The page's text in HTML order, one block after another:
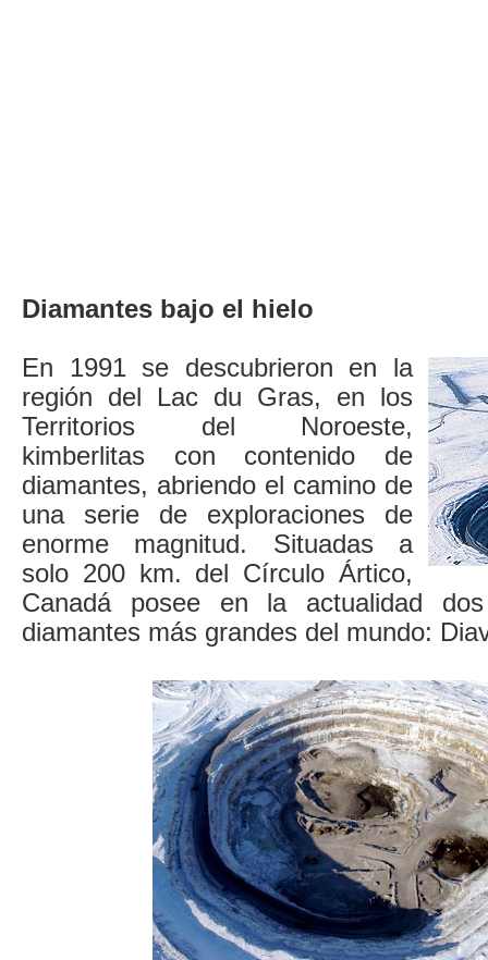
Diamantes bajo el hielo
En 1991 se descubrieron en la
región del Lac du Gras, en los
Territorios del Noroeste,
kimberlitas con contenido de
diamantes, abriendo el camino de
una serie de exploraciones de
enorme magnitud. Situadas a
solo 200 km. del Círculo Ártico,
Canadá posee en la actualidad
diamantes más grandes del mundo: